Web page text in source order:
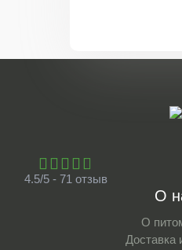
4.5/5 - 71 отзыв
О
О
Доставка